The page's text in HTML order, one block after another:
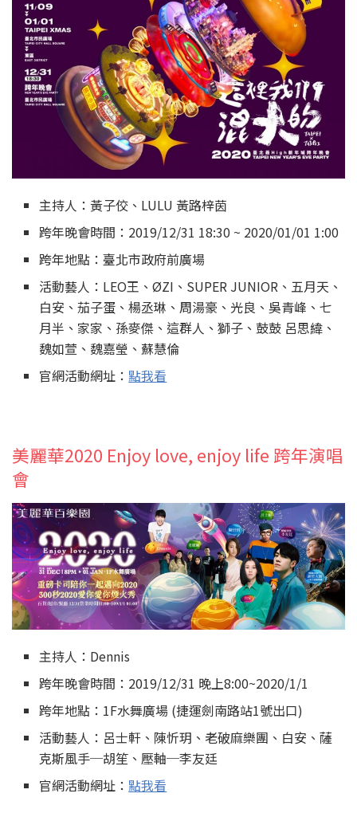
主持人：黃子佼、LULU 黃路梓茵
跨年晚會時間：2019/12/31 18:30 ~ 2020/01/01 1:00
跨年地點：臺北市政府前廣場
活動藝人：LEO王、ØZI、SUPER JUNIOR、五月天、
白安、茄子蛋、楊丞琳、周湯豪、光良、吳青峰、七
月半、家家、孫麥傑、這群人、獅子、鼓鼓 呂思緯、
魏如萱、魏嘉瑩、蘇慧倫
官網活動網址：點我看
美麗華2020 Enjoy love, enjoy life 跨年演唱
會
主持人：Dennis
跨年晚會時間：2019/12/31 晚上8:00~2020/1/1
跨年地點：1F水舞廣場 (捷運劍南路站1號出口)
活動藝人：呂士軒、陳忻玥、老破麻樂團、白安、薩
克斯風手─胡笙、壓軸─李友廷
官網活動網址：點我看